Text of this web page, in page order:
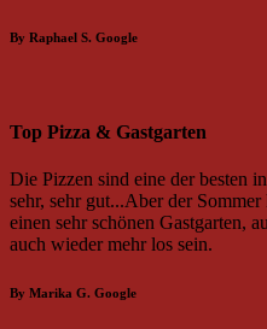
By Raphael S. Google
Top Pizza & Gastgarten
Die Pizzen sind eine der besten
sehr, sehr gut...Aber der
einen sehr schönen Gastgarten,
auch wieder mehr los sein.
By Marika G. Google